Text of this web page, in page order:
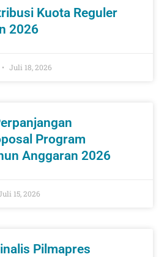
Kuota Reguler
2026
Juli 18, 2026
Program
Anggaran 2026
15, 2026
Pilmapres